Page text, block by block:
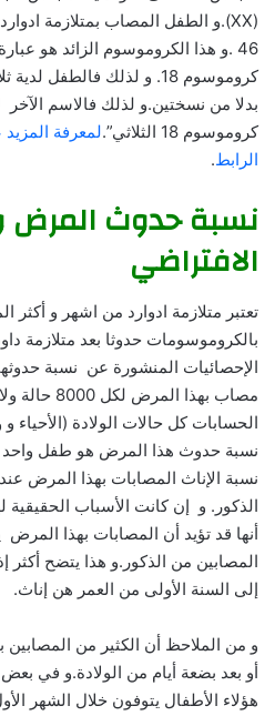
46 .و هذا الكروموسوم الزائد هو
بدلا من نسختين.و لذلك فالاسم الآخر
كروموسوم 18 الثلاثي”.
لمعرفة
الرابط.
نسبة حدوث المرض
الافتراضي
تعتبر متلازمة ادوارد من اشهر و أكثر
بالكروموسومات حدوثا بعد متلازمة
الإحصائيات المنشورة عن نسبة
مصاب بهذا
الحسابات كل حالات الولادة (الأحياء
نسبة الإناث المصابات بهذا المرض
الذكور. و إن كانت الأسباب الحقيقية
أنها قد تؤيد أن المصابات بهذا
المصابين من الذكور.و هذا يتضح
إلى السنة الأولى من العمر هن إناث.
و من الملاحظ أن الكثير من المصابين